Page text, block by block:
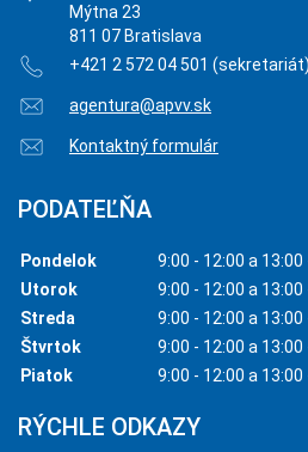
Mýtna 23
811 07 Bratislava
+421 2 572 04 501 (sekretariát)
agentura@apvv.sk
Kontaktný formulár
PODATEĽŇA
Pondelok
9:00 - 12:00 a 13:00
Utorok
9:00 - 12:00 a 13:00
Streda
9:00 - 12:00 a 13:00
Štvrtok
9:00 - 12:00 a 13:00
Piatok
9:00 - 12:00 a 13:00
RÝCHLE ODKAZY